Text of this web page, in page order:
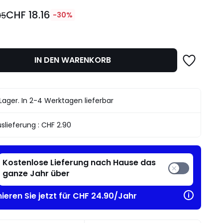
CHF 18.16 -30%
IN DEN WARENKORB
In 2-4 Werktagen lieferbar
:CHF 2.90
Kostenlose Lieferung nach Hause das
ganze Jahr über
Sie jetzt für CHF 24.90/Jahr